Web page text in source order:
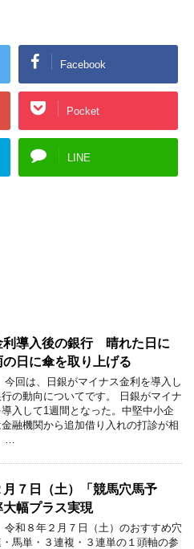
Facebook
Pocket
LINE
利導入後の銀行 晴れた日に
日に傘を取り上げる
今回は、日銀がマイナス金利を導入し
の動向についてです。 日銀がマイナ
入して1週間となった。中堅中小企
融機関から追加借り入れの打診が相
…
７日（土）「競馬穴馬予
幅プラス実現
令和８年２月７日（土）のおすすめ穴
馬単・３連複・３連単の１頭軸の参